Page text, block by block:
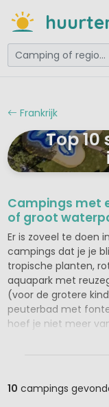
Frankrijk
Top
Campings met
of groot
Er is zoveel te doen
campings dat je je
tropische planten,
aquapark met
(voor de grotere
peuterbad met
hoef je niet meer
of wat drinken bij
10 campings